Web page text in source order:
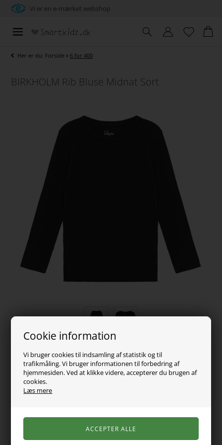
Cookie information
Vi bruger cookies til indsamling af statistik og til
trafikmåling. Vi bruger informationen til forbedring af
hjemmesiden. Ved at klikke videre, accepterer du brugen af
cookies.
Læs mere
Vi er en e-mærket webshop
Her er du: Forside » 6 for 400
BIRKHOLM Rib Bluse Midnat Sort
Vælg Størrelse
Sort langærmet rib bluse fra det danske mærke Birkholm.
Lavet med masser af stræk i stoffet, så den sidder godt til